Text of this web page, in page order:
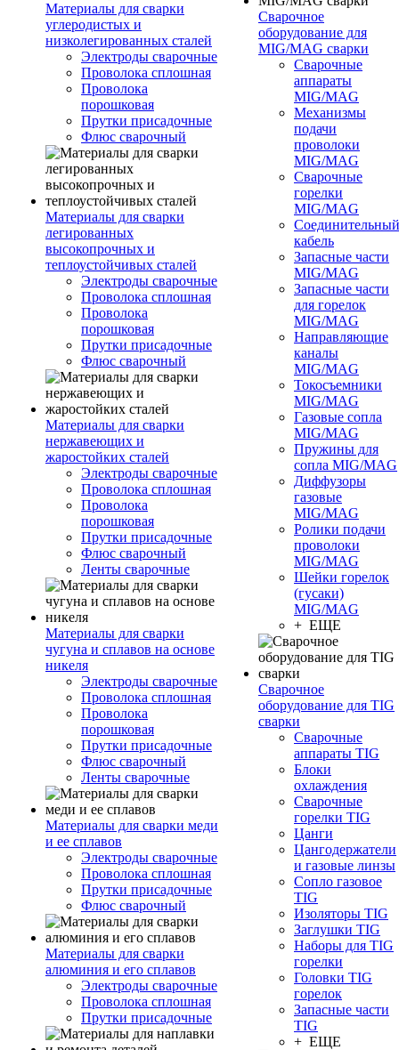
Материалы для сварки
углеродистых и
низколегированных сталей
Электроды сварочные
Проволока сплошная
Проволока
порошковая
Прутки присадочные
Флюс сварочный
Материалы для сварки
легированных
высокопрочных и
теплоустойчивых сталей
Электроды сварочные
Проволока сплошная
Проволока
порошковая
Прутки присадочные
Флюс сварочный
Материалы для сварки
нержавеющих и
жаростойких сталей
Электроды сварочные
Проволока сплошная
Проволока
порошковая
Прутки присадочные
Флюс сварочный
Ленты сварочные
Материалы для сварки
чугуна и сплавов на основе
никеля
Электроды сварочные
Проволока сплошная
Проволока
порошковая
Прутки присадочные
Флюс сварочный
Ленты сварочные
Материалы для сварки меди
и ее сплавов
Электроды сварочные
Проволока сплошная
Прутки присадочные
Флюс сварочный
Материалы для сварки
алюминия и его сплавов
Электроды сварочные
Проволока сплошная
Прутки присадочные
Сварочное
оборудование для
MIG/MAG сварки
Сварочные
аппараты
MIG/MAG
Механизмы
подачи
проволоки
MIG/MAG
Сварочные
горелки
MIG/MAG
Соединительный
кабель
Запасные части
MIG/MAG
Запасные части
для горелок
MIG/MAG
Направляющие
каналы
MIG/MAG
Токосъемники
MIG/MAG
Газовые сопла
MIG/MAG
Пружины для
сопла MIG/MAG
Диффузоры
газовые
MIG/MAG
Ролики подачи
проволоки
MIG/MAG
Шейки горелок
(гусаки)
MIG/MAG
+ ЕЩЕ
Сварочное
оборудование для TIG
сварки
Сварочные
аппараты TIG
Блоки
охлаждения
Сварочные
горелки TIG
Цанги
Цангодержатели
и газовые линзы
Сопло газовое
TIG
Изоляторы TIG
Заглушки TIG
Наборы для TIG
горелки
Головки TIG
горелок
Запасные части
TIG
+ ЕЩЕ